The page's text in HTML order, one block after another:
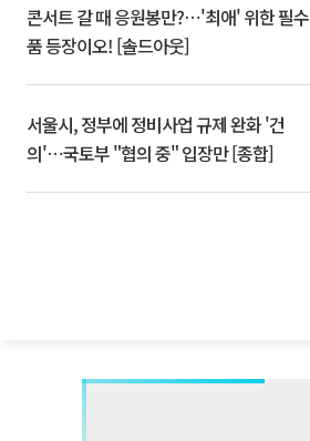
콘서트 갈 때 응원봉만?⋯'최애' 위한 필수
품 등장이오! [솔드아웃]
서울시, 정부에 정비사업 규제 완화 '건
의'⋯국토부 "협의 중" 입장만 [종합]